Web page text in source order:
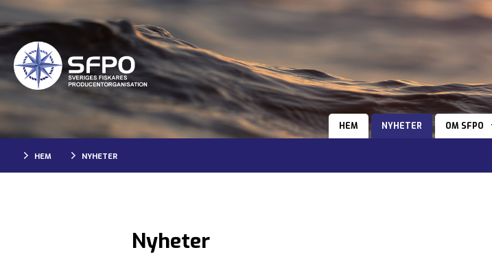
HEM NYHETER OM SFPO
HEM NYHETER
Nyheter